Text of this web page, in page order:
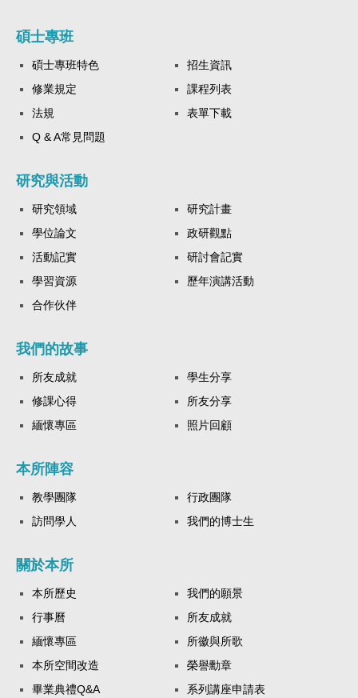
碩士專班
碩士專班特色
招生資訊
修業規定
課程列表
法規
表單下載
Q & A常見問題
研究與活動
研究領域
研究計畫
學位論文
政研觀點
活動記實
研討會記實
學習資源
歷年演講活動
合作伙伴
我們的故事
所友成就
學生分享
修課心得
所友分享
緬懷專區
照片回顧
本所陣容
教學團隊
行政團隊
訪問學人
我們的博士生
關於本所
本所歷史
我們的願景
行事曆
所友成就
緬懷專區
所徽與所歌
本所空間改造
榮譽勳章
畢業典禮Q&A
系列講座申請表